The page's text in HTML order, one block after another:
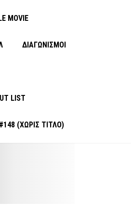
MOVIE
ΔΙΑΓΩΝΙΣΜΟΙ
LIST
#148 (ΧΩΡΊΣ ΤΊΤΛΟ)